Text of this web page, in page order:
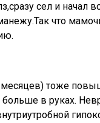
сел и начал
что
месяцев) тоже
в руках.